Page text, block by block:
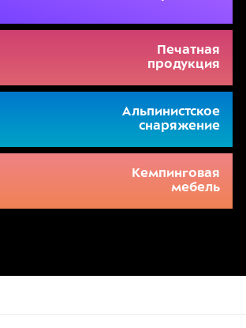
Печатная
продукция
Альпинистское
снаряжение
Кемпинговая
мебель